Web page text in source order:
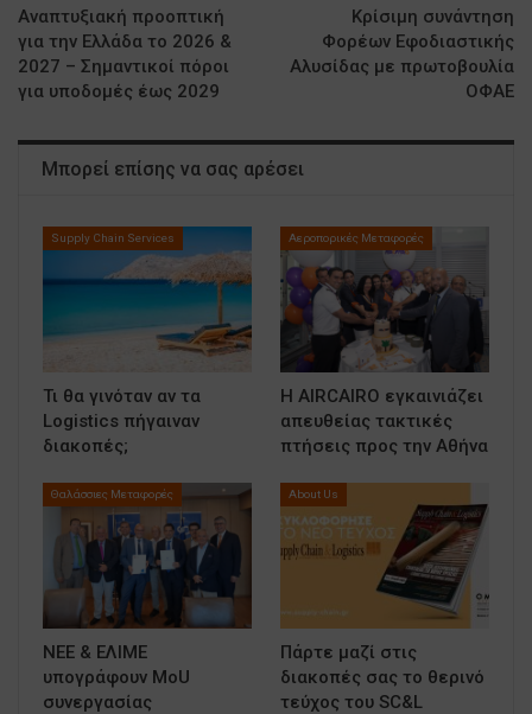
Αναπτυξιακή προοπτική
για την Ελλάδα το 2026 &
2027 – Σημαντικοί πόροι
για υποδομές έως 2029
Κρίσιμη συνάντηση
Φορέων Εφοδιαστικής
Αλυσίδας με πρωτοβουλία
ΟΦΑΕ
Μπορεί επίσης να σας αρέσει
Supply Chain Services
Τι θα γινόταν αν τα
Logistics πήγαιναν
διακοπές;
Αεροπορικές Μεταφορές
Η AIRCAIRO εγκαινιάζει
απευθείας τακτικές
πτήσεις προς την Αθήνα
Θαλάσσιες Μεταφορές
ΝΕΕ & ΕΛΙΜΕ
υπογράφουν MoU
συνεργασίας
About Us
Πάρτε μαζί στις
διακοπές σας το θερινό
τεύχος του SC&L